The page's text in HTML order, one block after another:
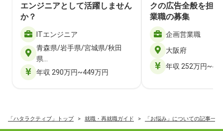
エンジニアとして活躍しません
か？
ITエンジニア
青森県/岩手県/宮城県/秋田
県…
年収 290万円~449万円
クの広告全般を担
業職の募集
企画営業職
大阪府
年収 252万円
「ハタラクティブ」トップ 就職・再就職ガイド 「お悩み」についての記事一覧